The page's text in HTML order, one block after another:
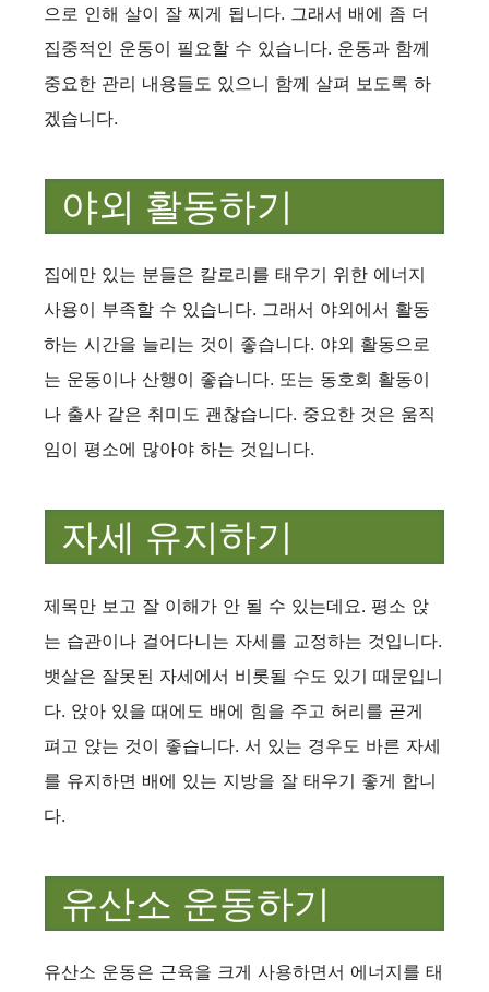
으로 인해 살이 잘 찌게 됩니다. 그래서 배에 좀 더
집중적인 운동이 필요할 수 있습니다. 운동과 함께
중요한 관리 내용들도 있으니 함께 살펴 보도록 하
겠습니다.
야외 활동하기
집에만 있는 분들은 칼로리를 태우기 위한 에너지
사용이 부족할 수 있습니다. 그래서 야외에서 활동
하는 시간을 늘리는 것이 좋습니다. 야외 활동으로
는 운동이나 산행이 좋습니다. 또는 동호회 활동이
나 출사 같은 취미도 괜찮습니다. 중요한 것은 움직
임이 평소에 많아야 하는 것입니다.
자세 유지하기
제목만 보고 잘 이해가 안 될 수 있는데요. 평소 앉
는 습관이나 걸어다니는 자세를 교정하는 것입니다.
뱃살은 잘못된 자세에서 비롯될 수도 있기 때문입니
다. 앉아 있을 때에도 배에 힘을 주고 허리를 곧게
펴고 앉는 것이 좋습니다. 서 있는 경우도 바른 자세
를 유지하면 배에 있는 지방을 잘 태우기 좋게 합니
다.
유산소 운동하기
유산소 운동은 근육을 크게 사용하면서 에너지를 태